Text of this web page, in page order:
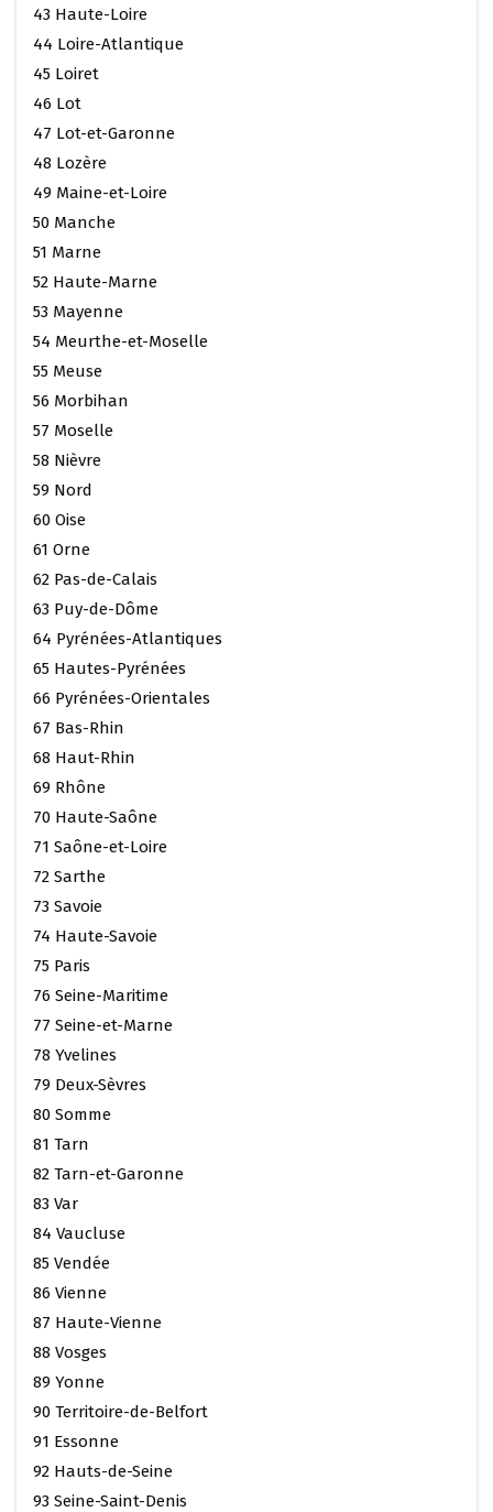
43 Haute-Loire
44 Loire-Atlantique
45 Loiret
46 Lot
47 Lot-et-Garonne
48 Lozère
49 Maine-et-Loire
50 Manche
51 Marne
52 Haute-Marne
53 Mayenne
54 Meurthe-et-Moselle
55 Meuse
56 Morbihan
57 Moselle
58 Nièvre
59 Nord
60 Oise
61 Orne
62 Pas-de-Calais
63 Puy-de-Dôme
64 Pyrénées-Atlantiques
65 Hautes-Pyrénées
66 Pyrénées-Orientales
67 Bas-Rhin
68 Haut-Rhin
69 Rhône
70 Haute-Saône
71 Saône-et-Loire
72 Sarthe
73 Savoie
74 Haute-Savoie
75 Paris
76 Seine-Maritime
77 Seine-et-Marne
78 Yvelines
79 Deux-Sèvres
80 Somme
81 Tarn
82 Tarn-et-Garonne
83 Var
84 Vaucluse
85 Vendée
86 Vienne
87 Haute-Vienne
88 Vosges
89 Yonne
90 Territoire-de-Belfort
91 Essonne
92 Hauts-de-Seine
93 Seine-Saint-Denis